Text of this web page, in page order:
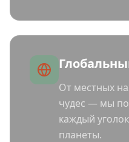
От местных
чудес — мы
каждый
планеты.